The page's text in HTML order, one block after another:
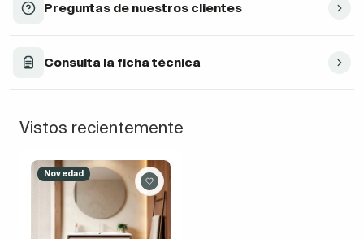
Preguntas de nuestros clientes
Consulta la ficha técnica
Vistos recientemente
Novedad